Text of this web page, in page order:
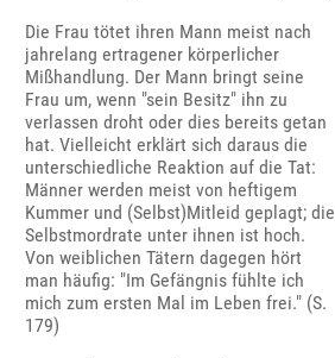
Die Frau tötet ihren Mann meist nach
jahrelang ertragener körperlicher
Mißhandlung. Der Mann bringt seine
Frau um, wenn "sein Besitz" ihn zu
verlassen droht oder dies bereits getan
hat. Vielleicht erklärt sich daraus die
unterschiedliche Reaktion auf die Tat:
Männer werden meist von heftigem
Kummer und (Selbst)Mitleid geplagt; die
Selbstmordrate unter ihnen ist hoch.
Von weiblichen Tätern dagegen hört
man häufig: "Im Gefängnis fühlte ich
mich zum ersten Mal im Leben frei." (S.
179)